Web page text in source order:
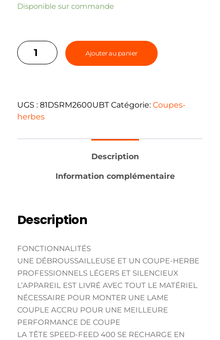
Disponible sur commande
Ajouter au panier
UGS : 81DSRM2600UBT Catégorie: Coupes-
herbes
Description
Information complémentaire
Description
FONCTIONNALITÉS
UNE DÉBROUSSAILLEUSE ET UN COUPE-HERBE
PROFESSIONNELS LÉGERS ET SILENCIEUX
L’APPAREIL EST LIVRÉ AVEC TOUT LE MATÉRIEL
NÉCESSAIRE POUR MONTER UNE LAME
COUPLE ACCRU POUR UNE MEILLEURE
PERFORMANCE DE COUPE
LA TÊTE SPEED-FEED 400 SE RECHARGE EN